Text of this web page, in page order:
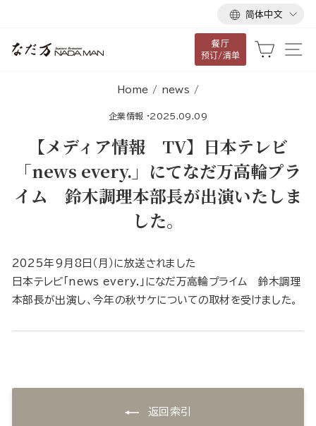
语
言
简体中文
餐厅
预订/清单
大车
Home / news /
企業情報 ·2025.09.09
【メディア情報 TV】日本テレビ
「news every.」にてなだ万高輪プラ
イム 鈴木調理本部長が出演いたしま
した。
2025年9月8日（月）に放送されました
日本テレビ「news every.」になだ万高輪プライム 鈴木調理
本部長が出演し、今年の秋サケについての取材を受けました。
返回索引